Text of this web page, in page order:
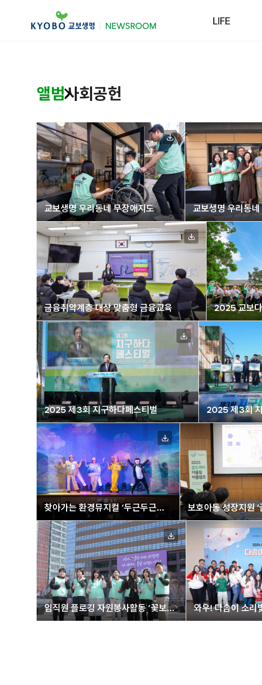
LIFE
앨범사회공헌
교보생명 우리동네 무장애지도 교보생명 우리동
금융취약계층 대상 맞춤형 금융교육
2025 교보
라오스 봉사
2025 제3회 지구하다페스티벌 2025 제3회
찾아가는 환경뮤지컬 ‘두근두근
새로나 챌린지’
보호아동 성장지원 ‘
어울림 여름캠프
임직원 플로깅 자원봉사활동 ‘꽃보다
플로깅’
와우! 다솜이 소리
산타’